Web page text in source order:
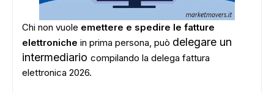
Chi non vuole emettere e spedire le fatture
elettroniche in prima persona, può delegare un
intermediario compilando la delega fattura
elettronica 2026.